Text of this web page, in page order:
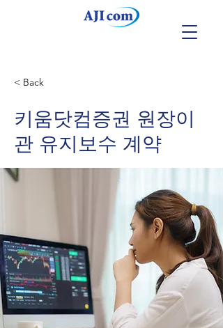
< Back
키움닷컴증권 원장이
관 유지보수 계약